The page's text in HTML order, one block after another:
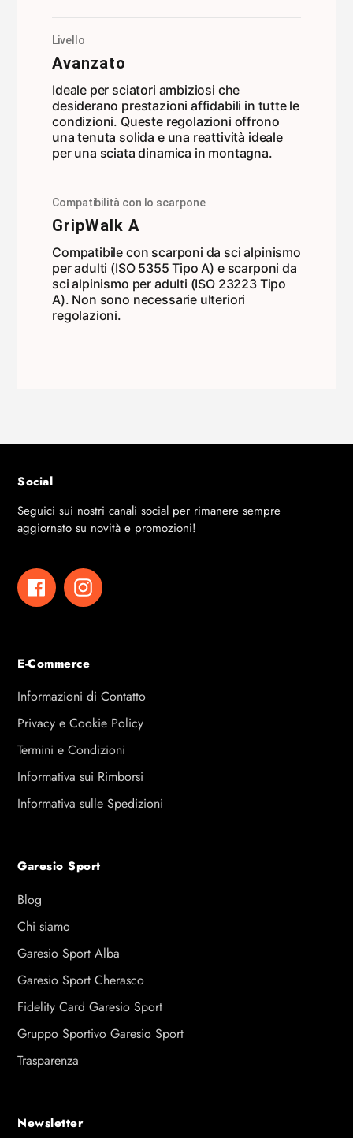
Livello
Avanzato
Ideale per sciatori ambiziosi che
desiderano prestazioni affidabili in tutte le
condizioni. Queste regolazioni offrono
una tenuta solida e una reattività ideale
per una sciata dinamica in montagna.
Compatibilità con lo scarpone
GripWalk A
Compatibile con scarponi da sci alpinismo
per adulti (ISO 5355 Tipo A) e scarponi da
sci alpinismo per adulti (ISO 23223 Tipo
A). Non sono necessarie ulteriori
regolazioni.
Social
Seguici sui nostri canali social per rimanere sempre
aggiornato su novità e promozioni!
FacebookInstagram
E-Commerce
Informazioni di Contatto
Privacy e Cookie Policy
Termini e Condizioni
Informativa sui Rimborsi
Informativa sulle Spedizioni
Garesio Sport
Blog
Chi siamo
Garesio Sport Alba
Garesio Sport Cherasco
Fidelity Card Garesio Sport
Gruppo Sportivo Garesio Sport
Trasparenza
Newsletter